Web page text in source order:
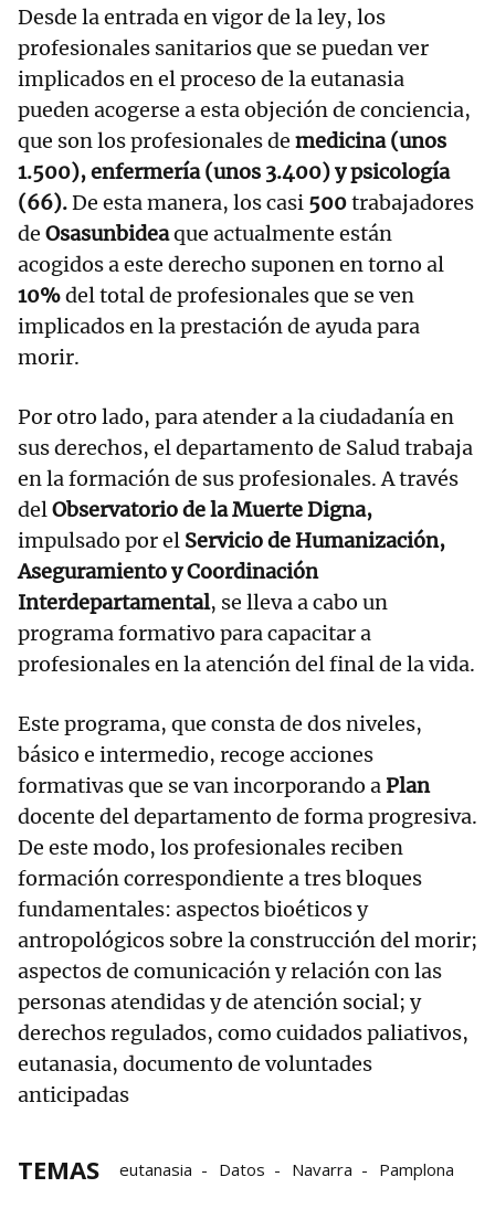
Desde la entrada en vigor de la ley, los
profesionales sanitarios que se puedan ver
implicados en el proceso de la eutanasia
pueden acogerse a esta objeción de conciencia,
que son los profesionales de medicina (unos
1.500), enfermería (unos 3.400) y psicología
(66).De esta manera, los casi 500trabajadores
de Osasunbideaque actualmente están
acogidos a este derecho suponen en torno al
10%del total de profesionales que se ven
implicados en la prestación de ayuda para
morir.
Por otro lado, para atender a la ciudadanía en
sus derechos, el departamento de Salud trabaja
en la formación de sus profesionales. A través
delObservatorio de la Muerte Digna,
impulsado por el Servicio de Humanización,
Aseguramiento y Coordinación
Interdepartamental, se lleva a cabo un
programa formativo para capacitar a
profesionales en la atención del final de la vida.
Este programa, que consta de dos niveles,
básico e intermedio, recoge acciones
formativas que se van incorporando aPlan
docente del departamento de forma progresiva.
De este modo, los profesionales reciben
formación correspondiente a tres bloques
fundamentales: aspectos bioéticos y
antropológicos sobre la construcción del morir;
aspectos de comunicación y relación con las
personas atendidas y de atención social; y
derechos regulados, como cuidados paliativos,
eutanasia, documento de voluntades
anticipadas
TEMAS eutanasia Datos Navarra Pamplona